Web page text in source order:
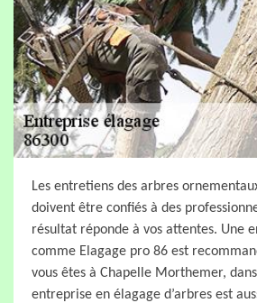
Les entretiens des arbres
doivent être confiés à des
résultat réponde à vos attentes. Une
comme Elagage pro 86 est
vous êtes à Chapelle Morthemer,
entreprise en élagage d’arbres est